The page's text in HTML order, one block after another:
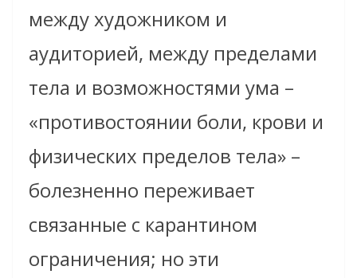
между художником и
аудиторией, между пределами
тела и возможностями ума –
«противостоянии боли, крови и
физических пределов тела» –
болезненно переживает
связанные с карантином
ограничения; но эти